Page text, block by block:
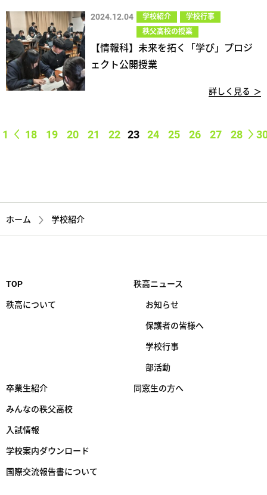
2024.12.04 学校紹介
学校行事
秩父高校の授業
【情報科】未来を拓く「学び」プロジ
ェクト公開授業
詳しく見る
1 18 19 20 21 22 23 24 25 26 27 28
ホーム 学校紹介
TOP
秩高について
秩高ニュース
お知らせ
保護者の皆様へ
学校行事
部活動
卒業生紹介
みんなの秩父高校
入試情報
学校案内ダウンロード
国際交流報告書について
同窓生の方へ